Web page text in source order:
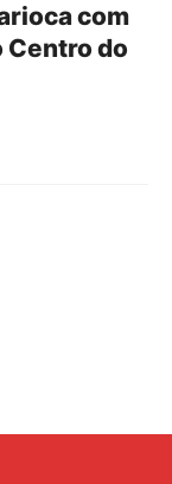
com
Centro do